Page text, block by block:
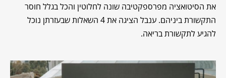
את הסיטואציה מפרספקטיבה שונה לחלוטין והכל בגלל חוסר
התקשורת ביניהם. ענבל הציגה את 4 השאלות שבעזרתן נוכל
להגיע לתקשורת בריאה.